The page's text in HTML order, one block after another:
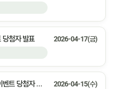
당첨자 발표 2026-04-17(금)
[당첨안내] 우리바다 안심이력 댓글 이벤트 당첨자 발표 2026-04-15(수)